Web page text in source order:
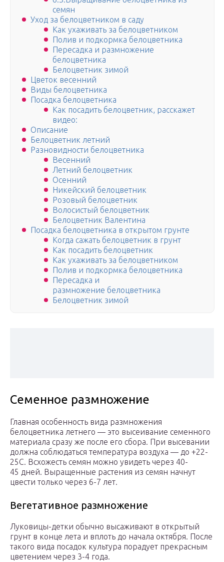
семян
Уход за белоцветником в саду
Как ухаживать за белоцветником
Полив и подкормка белоцветника
Пересадка и размножение
белоцветника
Белоцветник зимой
Цветок весенний
Виды белоцветника
Посадка белоцветника
Как посадить белоцветник, расскажет
видео:
Описание
Белоцветник летний
Разновидности белоцветника
Весенний
Летний белоцветник
Осенний
Никейский белоцветник
Розовый белоцветник
Волосистый белоцветник
Белоцветник Валентина
Посадка белоцветника в открытом грунте
Когда сажать белоцветник в грунт
Как посадить белоцветник
Как ухаживать за белоцветником
Полив и подкормка белоцветника
Пересадка и
размножение белоцветника
Белоцветник зимой
Семенное размножение
Главная особенность вида размножения
белоцветника летнего — это высеивание семенного
материала сразу же после его сбора. При высевании
должна соблюдаться температура воздуха — до +22-
25С. Всхожесть семян можно увидеть через 40-
45 дней. Выращенные растения из семян начнут
цвести только через 6-7 лет.
Вегетативное размножение
Луковицы-детки обычно высаживают в открытый
грунт в конце лета и вплоть до начала октября. После
такого вида посадок культура порадует прекрасным
цветением через 3-4 года.